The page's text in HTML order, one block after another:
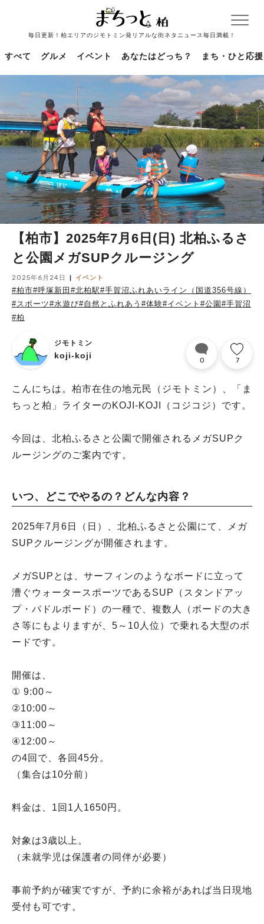
毎日更新！柏エリアのジモトミン発リアルな街ネタニュース毎日満載！
すべて グルメ イベント あなたはどっち？ まち・ひと応援
【柏市】2025年7月6日(日) 北柏ふるさ
と公園メガSUPクルージング
2025年6月24日 イベント
#柏市#呼塚新田 #北柏駅#手賀沼ふれあいライン（国道356号線）
#スポーツ#水遊び#自然とふれあう #体験#イベント #公園 #手賀沼
#柏
ジモトミン
koji-koji 0 7
こんにちは。柏市在住の地元民（ジモトミン）、「ま
ちっと柏」ライターのKOJI-KOJI（コジコジ）です。
今回は、北柏ふるさと公園で開催されるメガSUPク
ルージングのご案内です。
いつ、どこでやるの？どんな内容？
2025年7月6日（日）、北柏ふるさと公園にて、メガ
SUPクルージングが開催されます。
メガSUPとは、サーフィンのようなボードに立って
漕ぐウォータースポーツであるSUP（スタンドアッ
プ・パドルボード）の一種で、複数人（ボードの大き
さ等にもよりますが、5～10人位）で乗れる大型のボ
ードです。
開催は、
① 9:00～
②10:00～
③11:00～
④12:00～
の4回で、各回45分。
（集合は10分前）
料金は、1回1人1650円。
対象は3歳以上。
（未就学児は保護者の同伴が必要）
事前予約が確実ですが、予約に余裕があれば当日現地
受付も可です。